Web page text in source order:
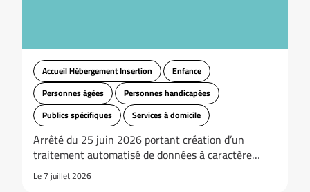
Accueil Hébergement Insertion
Enfance
Personnes âgées
Personnes handicapées
Publics spécifiques
Services à domicile
Arrêté du 25 juin 2026 portant création d’un
traitement automatisé de données à caractère…
Le 7 juillet 2026